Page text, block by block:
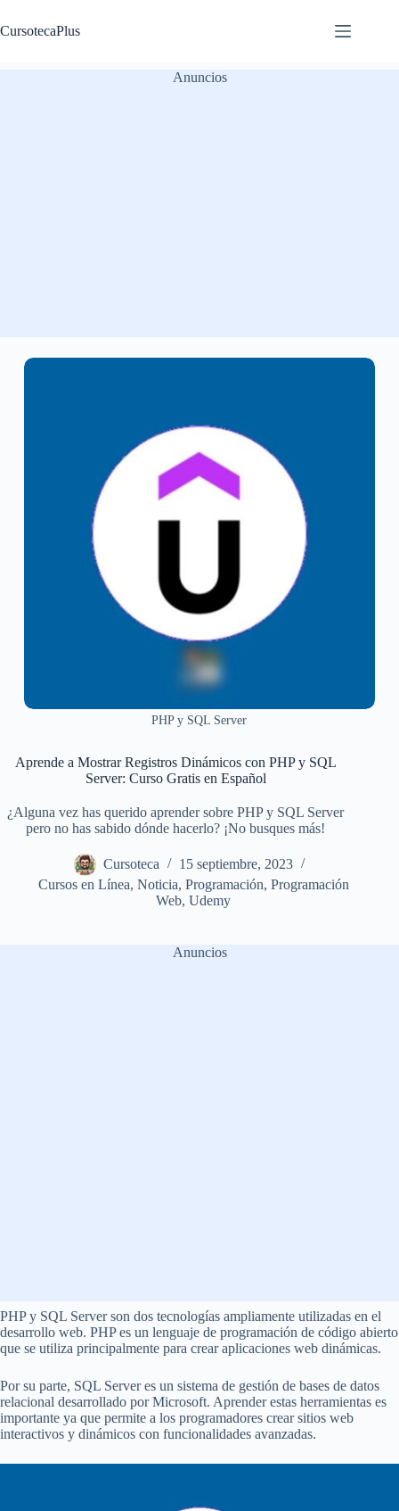
al
contenido
CursotecaPlus
Anuncios
PHP y SQL Server
Aprende a Mostrar Registros Dinámicos con PHP y SQL
Server: Curso Gratis en Español
¿Alguna vez has querido aprender sobre PHP y SQL Server
pero no has sabido dónde hacerlo? ¡No busques más!
Cursoteca
15 septiembre, 2023
Cursos en Línea, Noticia, Programación, Programación
Web,Udemy
Anuncios
PHP y SQL Server son dos tecnologías ampliamente utilizadas en el
desarrollo web. PHP es un lenguaje de programación de código abierto
que se utiliza principalmente para crear aplicaciones web dinámicas.
Por su parte, SQL Server es un sistema de gestión de bases de datos
relacional desarrollado por Microsoft. Aprender estas herramientas es
importante ya que permite a los programadores crear sitios web
interactivos y dinámicos con funcionalidades avanzadas.